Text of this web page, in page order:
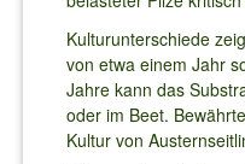
Kulturunterschiede
von etwa einem Jahr
Jahre kann das
oder im Beet.
Kultur von